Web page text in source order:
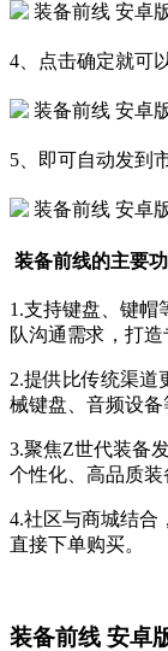
4、点击确定就可
5、即可自动发到
装备前线的主要
1.支持键盘、键帽
队沟通需求，打造
2.提供比传统渠道
械键盘、音频设备
3.聚焦Z世代装备
个性化、高品质装
4.社区与商城结合
直接下单购买。
装备前线 安卓